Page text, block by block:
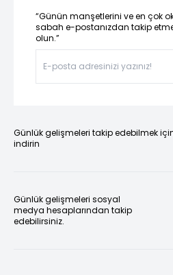
“Günün manşetlerini ve en çok
sabah e-postanızdan takip
olun.”
Günlük gelişmeleri takip edebilmek
indirin
Günlük gelişmeleri sosyal
medya hesaplarından takip
edebilirsiniz.